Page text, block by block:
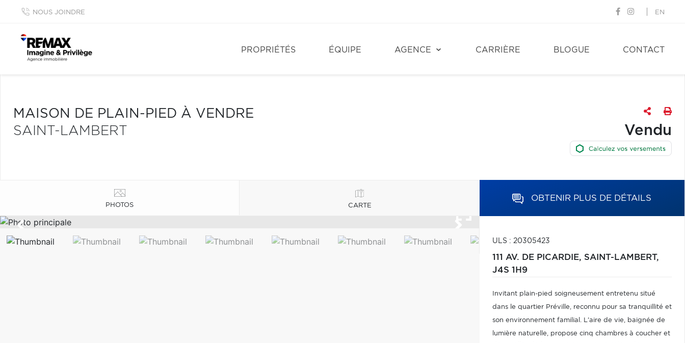
NOUS JOINDRE EN
PROPRIÉTÉS ÉQUIPE AGENCE CARRIÈRE BLOGUE CONTACT
MAISON DE PLAIN-PIED À VENDRE
SAINT-LAMBERT
Vendu
PHOTOS CARTE
OBTENIR PLUS DE DÉTAILS
ULS : 20305423
111 AV. DE PICARDIE, SAINT-LAMBERT,
J4S 1H9
Invitant plain-pied soigneusement entretenu situé
dans le quartier Préville, reconnu pour sa tranquillité et
son environnement familial. L'aire de vie, baignée de
lumière naturelle, propose cinq chambres à coucher et